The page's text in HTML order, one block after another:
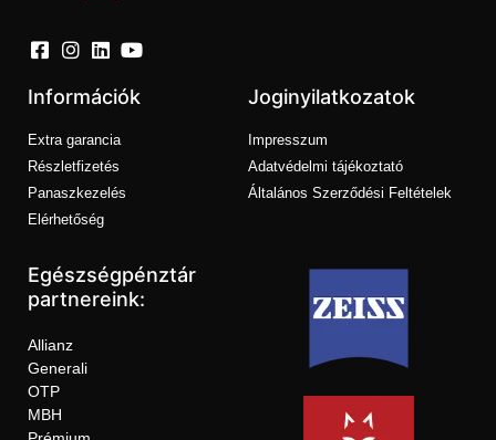
Információk
Extra garancia
Részletfizetés
Panaszkezelés
Elérhetőség
Joginyilatkozatok
Impresszum
Adatvédelmi tájékoztató
Általános Szerződési Feltételek
Egészségpénztár
partnereink:
Allianz
Generali
OTP
MBH